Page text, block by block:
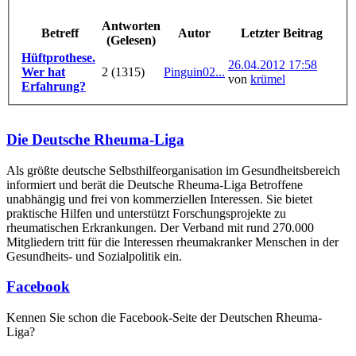
Betreff
Antworten
(Gelesen)
Autor
Letzter Beitrag
Hüftprothese.
Wer hat
Erfahrung?
2 (1315) Pinguin02...
26.04.2012 17:58
von krümel
Die Deutsche Rheuma-Liga
Als größte deutsche Selbsthilfe­organisation im Gesundheitsbereich
informiert und berät die Deutsche Rheuma-Liga Betroffene
unabhängig und frei von kommerziellen Interessen. Sie bietet
praktische Hilfen und unterstützt Forschungsprojekte zu
rheumatischen Erkrankungen. Der Verband mit rund 270.000
Mitgliedern tritt für die Interessen rheumakranker Menschen in der
Gesundheits- und Sozialpolitik ein.
Facebook
Kennen Sie schon die Facebook-Seite der Deutschen Rheuma-
Liga?